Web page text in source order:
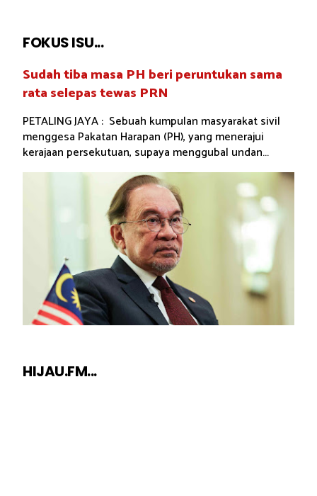
FOKUS ISU...
Sudah tiba masa PH beri peruntukan sama
rata selepas tewas PRN
PETALING JAYA : Sebuah kumpulan masyarakat sivil
menggesa Pakatan Harapan (PH), yang menerajui
kerajaan persekutuan, supaya menggubal undan...
HIJAU.FM...